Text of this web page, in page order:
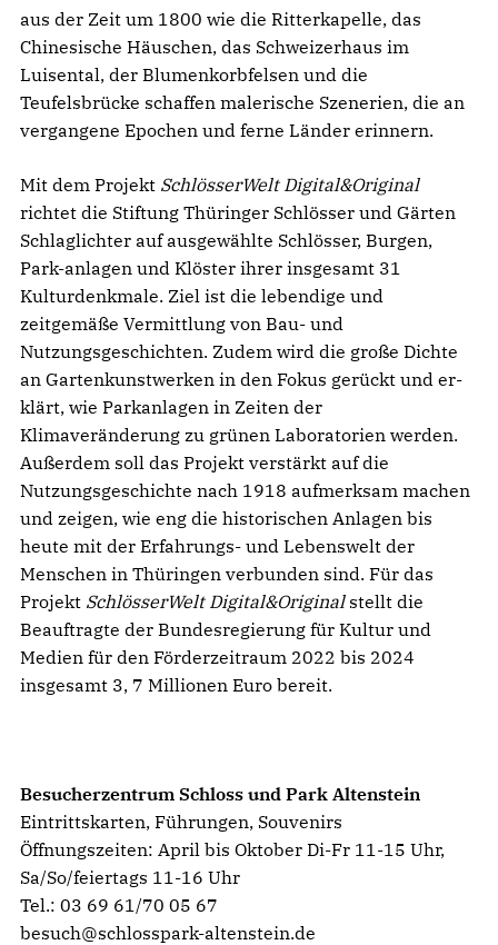
aus der Zeit um 1800 wie die Ritterkapelle, das
Chinesische Häuschen, das Schweizerhaus im
Luisental, der Blumenkorbfelsen und die
Teufelsbrücke schaffen malerische Szenerien, die an
vergangene Epochen und ferne Länder erinnern.
Mit dem Projekt SchlösserWelt Digital&Original
richtet die Stiftung Thüringer Schlösser und Gärten
Schlaglichter auf ausgewählte Schlösser, Burgen,
Park-anlagen und Klöster ihrer insgesamt 31
Kulturdenkmale. Ziel ist die lebendige und
zeitgemäße Vermittlung von Bau- und
Nutzungsgeschichten. Zudem wird die große Dichte
an Gartenkunstwerken in den Fokus gerückt und er-
klärt, wie Parkanlagen in Zeiten der
Klimaveränderung zu grünen Laboratorien werden.
Außerdem soll das Projekt verstärkt auf die
Nutzungsgeschichte nach 1918 aufmerksam machen
und zeigen, wie eng die historischen Anlagen bis
heute mit der Erfahrungs- und Lebenswelt der
Menschen in Thüringen verbunden sind. Für das
Projekt SchlösserWelt Digital&Originalstellt die
Beauftragte der Bundesregierung für Kultur und
Medien für den Förderzeitraum 2022 bis 2024
insgesamt 3, 7 Millionen Euro bereit.
Besucherzentrum Schloss und Park Altenstein
Eintrittskarten, Führungen, Souvenirs
Öffnungszeiten: April bis Oktober Di-Fr 11-15 Uhr,
Sa/So/feiertags 11-16 Uhr
Tel.: 03 69 61/70 05 67
besuch@schlosspark-altenstein.de